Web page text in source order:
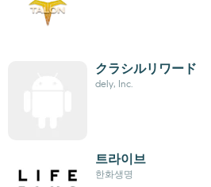
クラシルリワード
dely, Inc.
트라이브
한화생명